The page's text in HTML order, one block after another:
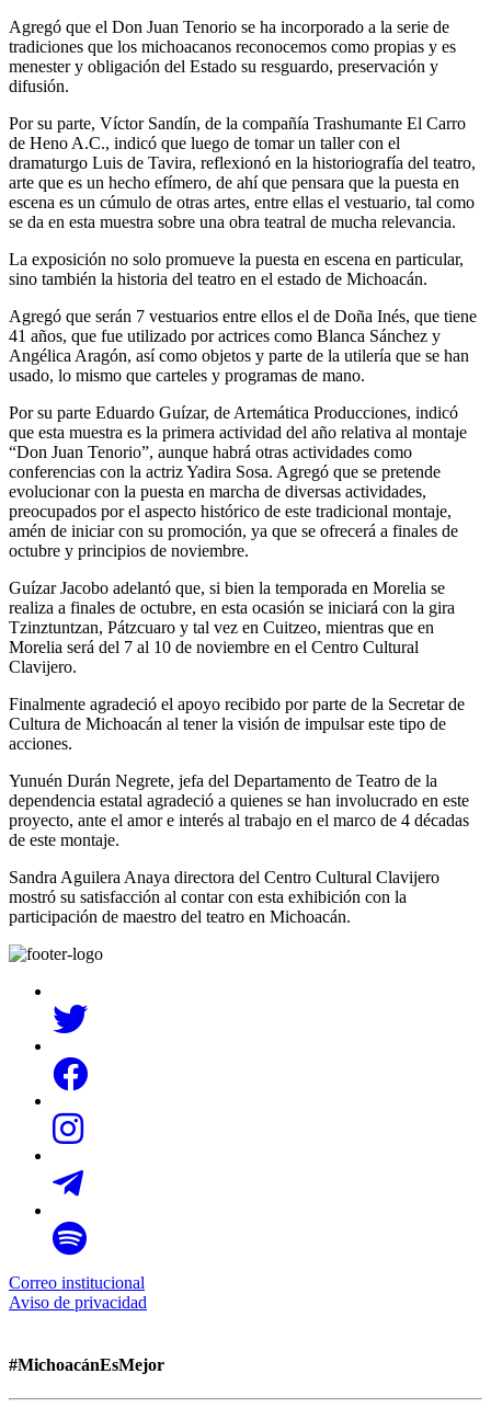
Agregó que el Don Juan Tenorio se ha incorporado a la serie de
tradiciones que los michoacanos reconocemos como propias y es
menester y obligación del Estado su resguardo, preservación y
difusión.
Por su parte, Víctor Sandín, de la compañía Trashumante El Carro
de Heno A.C., indicó que luego de tomar un taller con el
dramaturgo Luis de Tavira, reflexionó en la historiografía del teatro,
arte que es un hecho efímero, de ahí que pensara que la puesta en
escena es un cúmulo de otras artes, entre ellas el vestuario, tal como
se da en esta muestra sobre una obra teatral de mucha relevancia.
La exposición no solo promueve la puesta en escena en particular,
sino también la historia del teatro en el estado de Michoacán.
Agregó que serán 7 vestuarios entre ellos el de Doña Inés, que tiene
41 años, que fue utilizado por actrices como Blanca Sánchez y
Angélica Aragón, así como objetos y parte de la utilería que se han
usado, lo mismo que carteles y programas de mano.
Por su parte Eduardo Guízar, de Artemática Producciones, indicó
que esta muestra es la primera actividad del año relativa al montaje
“Don Juan Tenorio”, aunque habrá otras actividades como
conferencias con la actriz Yadira Sosa. Agregó que se pretende
evolucionar con la puesta en marcha de diversas actividades,
preocupados por el aspecto histórico de este tradicional montaje,
amén de iniciar con su promoción, ya que se ofrecerá a finales de
octubre y principios de noviembre.
Guízar Jacobo adelantó que, si bien la temporada en Morelia se
realiza a finales de octubre, en esta ocasión se iniciará con la gira
Tzinztuntzan, Pátzcuaro y tal vez en Cuitzeo, mientras que en
Morelia será del 7 al 10 de noviembre en el Centro Cultural
Clavijero.
Finalmente agradeció el apoyo recibido por parte de la Secretar de
Cultura de Michoacán al tener la visión de impulsar este tipo de
acciones.
Yunuén Durán Negrete, jefa del Departamento de Teatro de la
dependencia estatal agradeció a quienes se han involucrado en este
proyecto, ante el amor e interés al trabajo en el marco de 4 décadas
de este montaje.
Sandra Aguilera Anaya directora del Centro Cultural Clavijero
mostró su satisfacción al contar con esta exhibición con la
participación de maestro del teatro en Michoacán.
Correo institucional
Aviso de privacidad
#MichoacánEsMejor